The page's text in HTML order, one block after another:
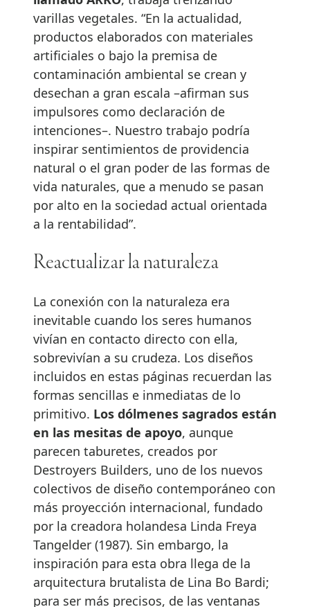
varillas vegetales. “En la actualidad,
productos elaborados con materiales
artificiales o bajo la premisa de
contaminación ambiental se crean y
desechan a gran escala –afirman sus
impulsores como declaración de
intenciones–. Nuestro trabajo podría
inspirar sentimientos de providencia
natural o el gran poder de las formas de
vida naturales, que a menudo se pasan
por alto en la sociedad actual orientada
a la rentabilidad”.
Reactualizar la naturaleza
La conexión con la naturaleza era
inevitable cuando los seres humanos
vivían en contacto directo con ella,
sobrevivían a su crudeza. Los diseños
incluidos en estas páginas recuerdan las
formas sencillas e inmediatas de lo
primitivo. Los dólmenes sagrados están
en las mesitas de apoyo, aunque
parecen taburetes, creados por
Destroyers Builders, uno de los nuevos
colectivos de diseño contemporáneo con
más proyección internacional, fundado
por la creadora holandesa Linda Freya
Tangelder (1987). Sin embargo, la
inspiración para esta obra llega de la
arquitectura brutalista de Lina Bo Bardi;
para ser más precisos, de las ventanas